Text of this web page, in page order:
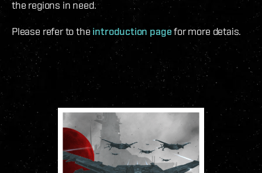
the regions in need.
Please refer to the introduction pagefor more detais.